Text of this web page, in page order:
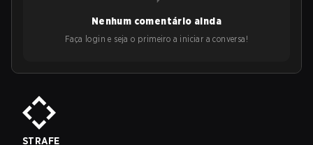
Nenhum comentário ainda
Faça login e seja o primeiro a iniciar a conversa!
STRAFE